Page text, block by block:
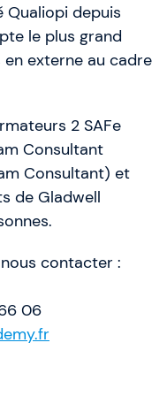
Qualiopi depuis
le plus grand
externe au cadre
2 SAFe
Consultant
Consultant) et
de Gladwell
contacter :
06